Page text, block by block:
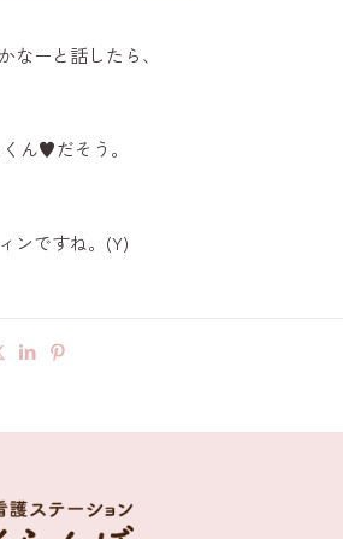
なーと話したら、
ん♥️だそう。
ンですね。(Y)